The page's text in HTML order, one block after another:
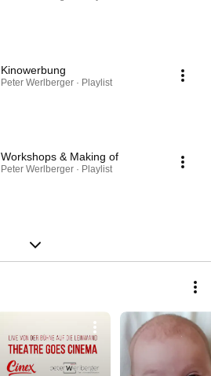
Kinowerbung
Peter Werlberger · Playlist
Workshops & Making of
Peter Werlberger · Playlist